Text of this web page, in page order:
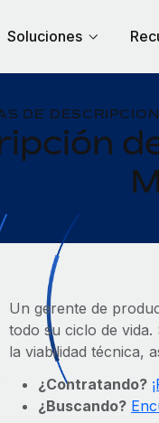
Soluciones
DE
Un gerente de
todo su ciclo de
la viabilidad técnica,
¿Contratando?
¿Buscando?